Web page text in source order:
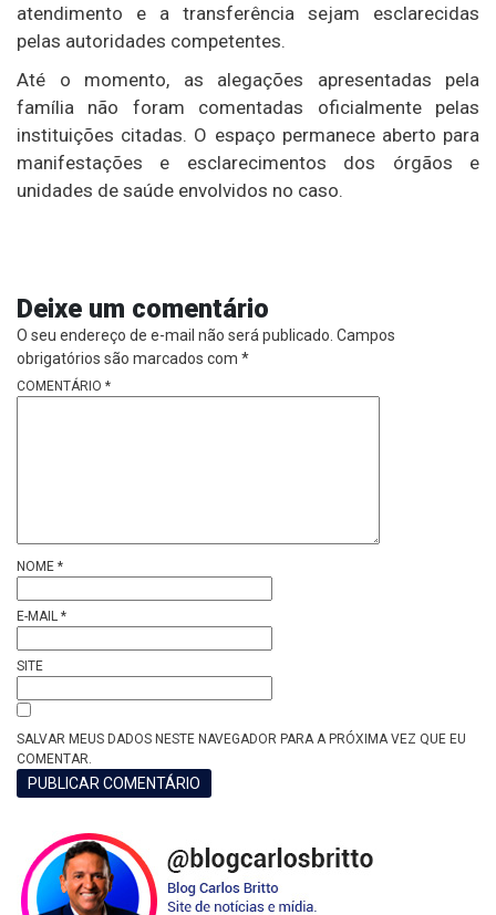
atendimento e a transferência sejam esclarecidas
pelas autoridades competentes.
Até o momento, as alegações apresentadas pela
família não foram comentadas oficialmente pelas
instituições citadas. O espaço permanece aberto para
manifestações e esclarecimentos dos órgãos e
unidades de saúde envolvidos no caso.
Deixe um comentário
O seu endereço de e-mail não será publicado. Campos
obrigatórios são marcados com *
COMENTÁRIO *
NOME *
E-MAIL *
SITE
SALVAR MEUS DADOS NESTE NAVEGADOR PARA A PRÓXIMA VEZ QUE EU
COMENTAR.